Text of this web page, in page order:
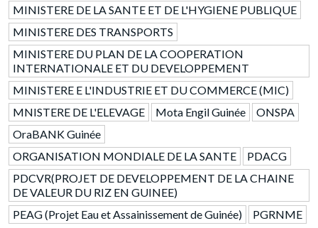
MINISTERE DE LA SANTE ET DE L'HYGIENE PUBLIQUE
MINISTERE DES TRANSPORTS
MINISTERE DU PLAN DE LA COOPERATION
INTERNATIONALE ET DU DEVELOPPEMENT
MINISTERE E L'INDUSTRIE ET DU COMMERCE (MIC)
MNISTERE DE L'ELEVAGE
Mota Engil Guinée
ONSPA
OraBANK Guinée
ORGANISATION MONDIALE DE LA SANTE
PDACG
PDCVR(PROJET DE DEVELOPPEMENT DE LA CHAINE
DE VALEUR DU RIZ EN GUINEE)
PEAG (Projet Eau et Assainissement de Guinée)
PGRNME